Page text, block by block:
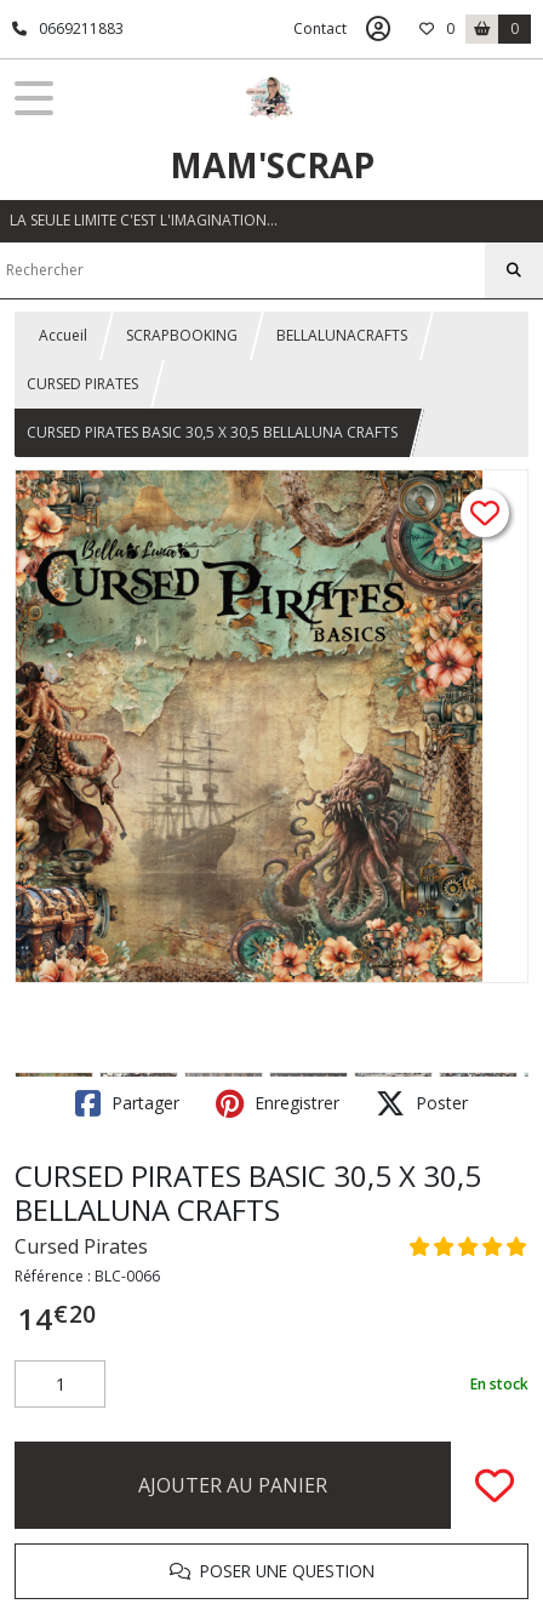
0669211883 Contact 0 0
MAM'SCRAP
LA SEULE LIMITE C'EST L'IMAGINATION…
Accueil SCRAPBOOKING BELLALUNACRAFTS
CURSED PIRATES
CURSED PIRATES BASIC 30,5 X 30,5 BELLALUNA CRAFTS
Partager Enregistrer Poster
CURSED PIRATES BASIC 30,5 X 30,5
BELLALUNA CRAFTS
Cursed Pirates
Référence : BLC-0066
14€20
En stock
AJOUTER AU PANIER
POSER UNE QUESTION